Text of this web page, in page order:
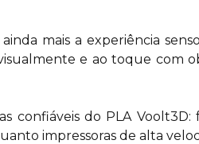
mais a experiência
e ao toque com
confiáveis do PLA Voolt3D:
impressoras de alta